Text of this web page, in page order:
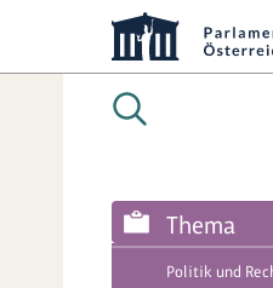
Thema
Politik und